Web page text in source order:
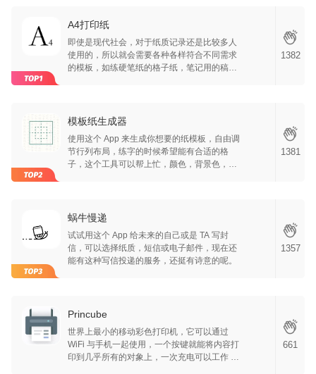
A4打印纸
即使是现代社会，对于纸质记录还是比较多人
使用的，所以就会需要各种各样符合不同需求
的模板，如练硬笔纸的格子纸，笔记用的稿
不断更新。
1382
模板纸生成器
使用这个 App 来生成你想要的纸模板，自由调
节行列布局，练字的时候希望能有合适的格
子，这个工具可以帮上忙，颜色，背景色，多
1381
蜗牛慢递
试试用这个 App 给未来的自己或是 TA 写封
信，可以选择纸质，短信或电子邮件，现在还
能有这种写信投递的服务，还挺有诗意的呢。
1357
Princube
世界上最小的移动彩色打印机，它可以通过
WiFi 与手机一起使用，一个按键就能将内容打
印到几乎所有的对象上，一次充电可以工作 6
661